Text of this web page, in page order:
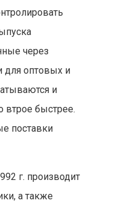
через
для оптовых и
и
втрое быстрее.
поставки
г. производит
а также